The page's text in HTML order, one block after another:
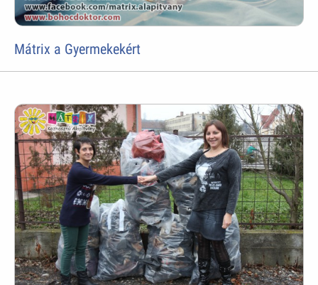
Mátrix a Gyermekekért